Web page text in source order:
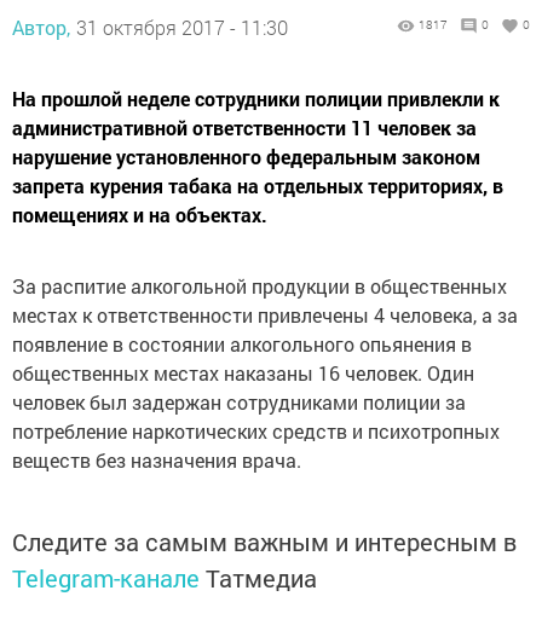
Автор, 31 октября 2017 - 11:30 1817 0 0
На прошлой неделе сотрудники полиции привлекли к
административной ответственности 11 человек за
нарушение установленного федеральным законом
запрета курения табака на отдельных территориях, в
помещениях и на объектах.
За распитие алкогольной продукции в общественных
местах к ответственности привлечены 4 человека, а за
появление в состоянии алкогольного опьянения в
общественных местах наказаны 16 человек. Один
человек был задержан сотрудниками полиции за
потребление наркотических средств и психотропных
веществ без назначения врача.
Следите за самым важным и интересным в
Telegram-канале Татмедиа